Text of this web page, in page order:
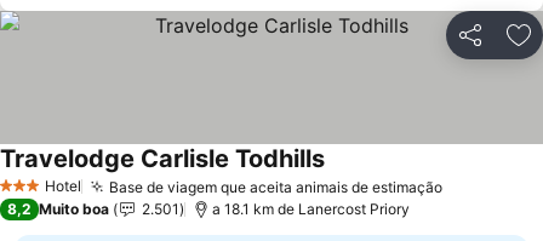
Partilhar
3 EstrelasHotel Base de viagem que aceita animais de estimação
Travelodge Carlisle Todhills
8,2 Muito boa 2.501 a 18.1 km de Lanercost Priory